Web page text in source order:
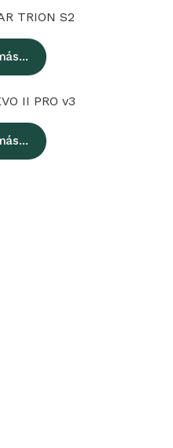
TRION S2
II PRO v3